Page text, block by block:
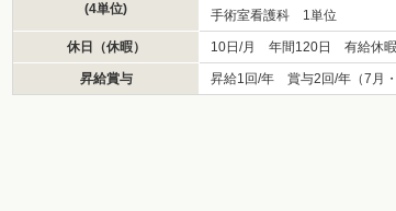
(4単位)
手術室看護科 1単位
休日（休暇） 10日/月 年間120日 有給休暇
昇給賞与 昇給1回/年 賞与2回/年（7月・